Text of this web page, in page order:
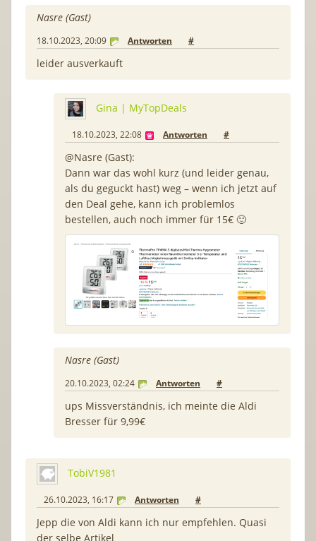
Nasre (Gast)
18.10.2023, 20:09 Antworten #
leider ausverkauft
Gina | MyTopDeals
18.10.2023, 22:08 Antworten #
@Nasre (Gast):
Dann war das wohl kurz (und leider genau,
als du geguckt hast) weg – wenn ich jetzt auf
den Deal gehe, kann ich problemlos
bestellen, auch noch immer für 15€ 🙂
Nasre (Gast)
20.10.2023, 02:24 Antworten #
ups Missverständnis, ich meinte die Aldi
Bresser für 9,99€
TobiV1981
26.10.2023, 16:17 Antworten #
Jepp die von Aldi kann ich nur empfehlen. Quasi
der selbe Artikel